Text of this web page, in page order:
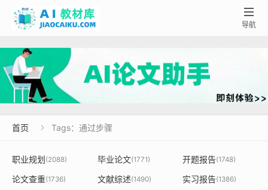

导航
首页  Tags：通过步骤
职业规划(2088) 毕业论文(1771) 开题报告(1748)
论文查重(1736) 文献综述(1490) 实习报告(1386)